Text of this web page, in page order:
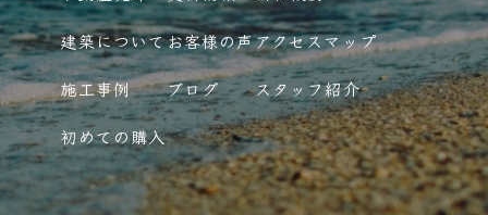
建築について
施工事例
初めての購入
お客様の声
ブログ
アクセスマップ
スタッフ紹介